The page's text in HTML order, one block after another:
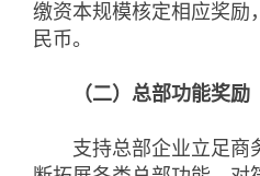
缴资本规模核定相应奖励
民币。
（二）总部功能奖励
支持总部企业立足商